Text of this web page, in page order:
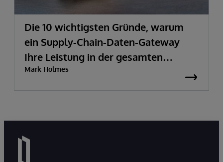
Die 10 wichtigsten Gründe, warum
ein Supply-Chain-Daten-Gateway
Ihre Leistung in der gesamten
Lieferkette verbessern kann
Mark Holmes